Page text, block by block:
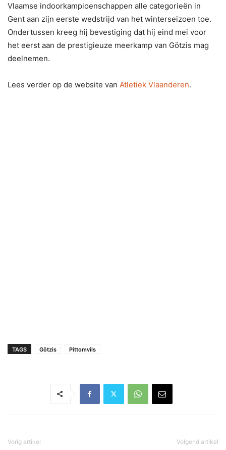
Vlaamse indoorkampioenschappen alle categorieën in
Gent aan zijn eerste wedstrijd van het winterseizoen toe.
Ondertussen kreeg hij bevestiging dat hij eind mei voor
het eerst aan de prestigieuze meerkamp van Götzis mag
deelnemen.
Lees verder op de website van Atletiek Vlaanderen.
TAGS Götzis Pittomvils
Vorig artikel Volgend artikel